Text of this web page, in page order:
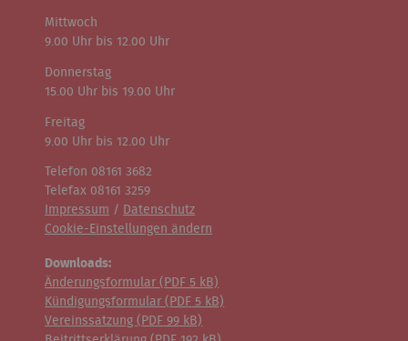
Mittwoch
9.00 Uhr bis 12.00 Uhr
Donnerstag
15.00 Uhr bis 19.00 Uhr
Freitag
9.00 Uhr bis 12.00 Uhr
Telefon 08161 3682
Telefax 08161 3259
Impressum /
Datenschutz
Cookie-Einstellungen ändern
Downloads:
Änderungsformular ( PDF 5 kB)
Kündigungsformular ( PDF 5 kB)
Vereinssatzung ( PDF 99 kB)